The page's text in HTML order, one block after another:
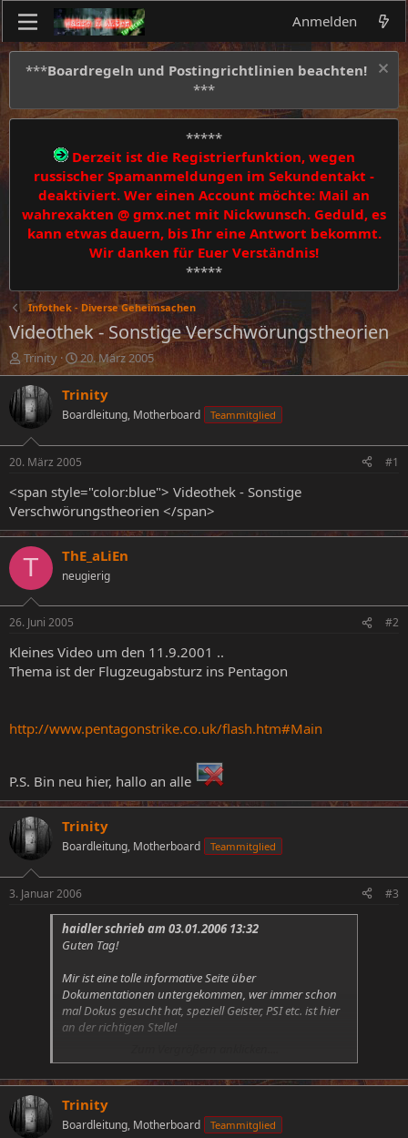
Anmelden
***Boardregeln und Postingrichtlinien beachten!
***
*****
Derzeit ist die Registrierfunktion, wegen
russischer Spamanmeldungen im Sekundentakt -
deaktiviert. Wer einen Account möchte: Mail an
wahrexakten @ gmx.net mit Nickwunsch. Geduld, es
kann etwas dauern, bis Ihr eine Antwort bekommt.
Wir danken für Euer Verständnis!
*****
Infothek - Diverse Geheimsachen
Videothek - Sonstige Verschwörungstheorien
E
r
s
t
e
l
e
r
Trinity
E
r
s
e
l
t
a
20. März 2005
Trinity
Boardleitung, Motherboard Teammitglied
20. März 2005 #1
<span style="color:blue"> Videothek - Sonstige
Verschwörungstheorien </span>
T ThE_aLiEn
neugierig
26. Juni 2005 #2
Kleines Video um den 11.9.2001 ..
Thema ist der Flugzeugabsturz ins Pentagon
http://www.pentagonstrike.co.uk/flash.htm#Main
P.S. Bin neu hier, hallo an alle
Trinity
Boardleitung, Motherboard Teammitglied
3. Januar 2006 #3
haidler schrieb am 03.01.2006 13:32
Guten Tag!
Mir ist eine tolle informative Seite über
Dokumentationen untergekommen, wer immer schon
mal Dokus gesucht hat, speziell Geister, PSI etc. ist hier
an der richtigen Stelle!
PS: Lasst euch nicht täuschen durch den "Esel" es ist
keine Emule Filesharing Seite
http://www.edokus.de/
Trinity
Boardleitung, Motherboard Teammitglied